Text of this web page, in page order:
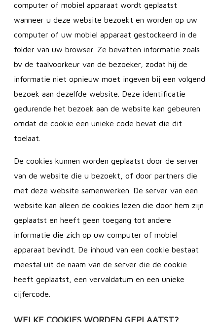
computer of mobiel apparaat wordt geplaatst
wanneer u deze website bezoekt en worden op uw
computer of uw mobiel apparaat gestockeerd in de
folder van uw browser. Ze bevatten informatie zoals
bv de taalvoorkeur van de bezoeker, zodat hij de
informatie niet opnieuw moet ingeven bij een volgend
bezoek aan dezelfde website. Deze identificatie
gedurende het bezoek aan de website kan gebeuren
omdat de cookie een unieke code bevat die dit
toelaat.
De cookies kunnen worden geplaatst door de server
van de website die u bezoekt, of door partners die
met deze website samenwerken. De server van een
website kan alleen de cookies lezen die door hem zijn
geplaatst en heeft geen toegang tot andere
informatie die zich op uw computer of mobiel
apparaat bevindt. De inhoud van een cookie bestaat
meestal uit de naam van de server die de cookie
heeft geplaatst, een vervaldatum en een unieke
cijfercode.
WELKE COOKIES WORDEN GEPLAATST?